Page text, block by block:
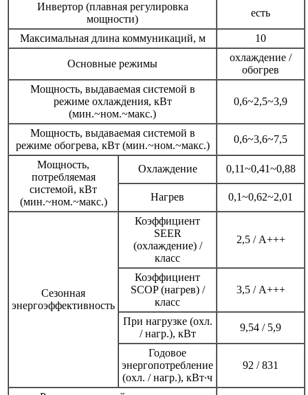
Инвертор (плавная регулировка
мощности)
есть
Максимальная длина коммуникаций, м 10
Основные режимы
охлаждение /
обогрев
Мощность, выдаваемая системой в
режиме охлаждения, кВт
(мин.~ном.~макс.)
0,6~2,5~3,9
Мощность, выдаваемая системой в
режиме обогрева, кВт (мин.~ном.~макс.)
0,6~3,6~7,5
Мощность,
потребляемая
системой, кВт
(мин.~ном.~макс.)
Охлаждение 0,11~0,41~0,88
Нагрев 0,1~0,62~2,01
Сезонная
энергоэффективность
Коэффициент
SEER
(охлаждение) /
класс
2,5 / А+++
Коэффициент
SCOP (нагрев) /
класс
3,5 / А+++
При нагрузке (охл.
/ нагр.), кВт
9,54 / 5,9
Годовое
энергопотребление
(охл. / нагр.), кВт∙ч
92 / 831